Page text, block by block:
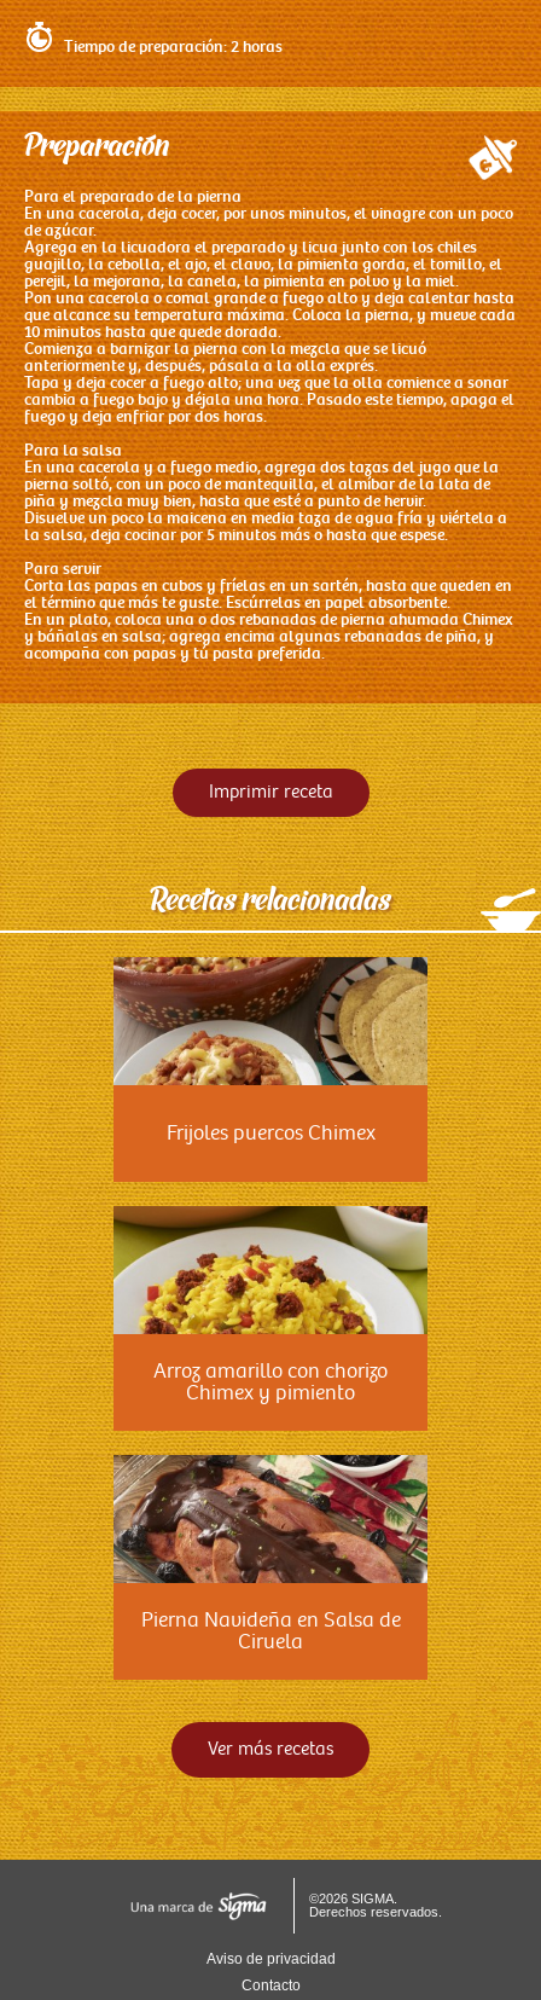
Tiempo de preparación: 2 horas
Preparación
Para el preparado de la pierna
En una cacerola, deja cocer, por unos minutos, el vinagre con un poco
de azúcar.
Agrega en la licuadora el preparado y licua junto con los chiles
guajillo, la cebolla, el ajo, el clavo, la pimienta gorda, el tomillo, el
perejil, la mejorana, la canela, la pimienta en polvo y la miel.
Pon una cacerola o comal grande a fuego alto y deja calentar hasta
que alcance su temperatura máxima. Coloca la pierna, y mueve cada
10 minutos hasta que quede dorada.
Comienza a barnizar la pierna con la mezcla que se licuó
anteriormente y, después, pásala a la olla exprés.
Tapa y deja cocer a fuego alto; una vez que la olla comience a sonar
cambia a fuego bajo y déjala una hora. Pasado este tiempo, apaga el
fuego y deja enfriar por dos horas.
Para la salsa
En una cacerola y a fuego medio, agrega dos tazas del jugo que la
pierna soltó, con un poco de mantequilla, el almíbar de la lata de
piña y mezcla muy bien, hasta que esté a punto de hervir.
Disuelve un poco la maicena en media taza de agua fría y viértela a
la salsa, deja cocinar por 5 minutos más o hasta que espese.
Para servir
Corta las papas en cubos y fríelas en un sartén, hasta que queden en
el término que más te guste. Escúrrelas en papel absorbente.
En un plato, coloca una o dos rebanadas de pierna ahumada Chimex
y báñalas en salsa; agrega encima algunas rebanadas de piña, y
acompaña con papas y tú pasta preferida.
Imprimir receta
Recetas relacionadas
Frijoles puercos Chimex
Arroz amarillo con chorizo
Chimex y pimiento
Pierna Navideña en Salsa de
Ciruela
Ver más recetas
©2026 SIGMA.
Derechos reservados.
Aviso de privacidad
Contacto